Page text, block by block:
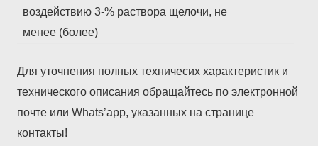
воздействию 3-% раствора щелочи, не
менее (более)
Для уточнения полных техничесих характеристик и
технического описания обращайтесь по электронной
почте или Whats’app, указанных на странице
контакты!